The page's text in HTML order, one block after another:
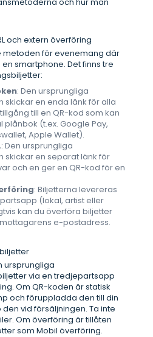
och extern överföring
metoden för evenemang där
smartphone. Det finns tre
: Den ursprungliga
skickar en enda länk för alla
till en QR-kod som kan
plånbok (t.ex. Google Pay,
Apple Wallet).
: Den ursprungliga
skickar en separat länk för
och en ger en QR-kod för en
: Biljetterna levereras
(lokal, artist eller
kan du överföra biljetter
e-postadress.
ursprungliga
via en tredjepartsapp
Om QR-koden är statisk
och föruppladda den till din
vid försäljningen. Ta inte
Om överföring är tillåten
som Mobil överföring.